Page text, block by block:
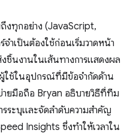
งทุกอย่าง (JavaScript,
จําเป็นต้องใช้ก่อนเริ่มวาดหน้า
ชิ้นงานในเส้นทางการแสดงผล
ใช้ในอุปกรณ์ที่มีข้อจำกัดด้าน
ายมือถือ Bryan อธิบายวิธีที่ทีม
ระบุและจัดลําดับความสําคัญ
Insights ซึ่งทำให้เวลาใน